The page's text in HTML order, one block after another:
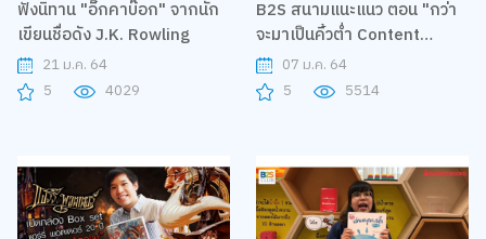
ฟังนิทาน "อิ๊กคาบ๊อก" จากนัก
เขียนชื่อดัง J.K. Rowling
21 ม.ค. 64
5
4029
B2S สนามแนะแนว ตอน "กว่า
จะมาเป็นคิ้วต่ำ Content
Creator ที่มีผู้ติดตามกว่า 2.5
ล้านคน"
07 ม.ค. 64
5
5514